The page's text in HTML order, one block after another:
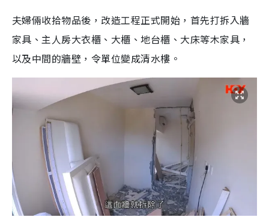
夫婦倆收拾物品後，改造工程正式開始，首先打拆入牆
家具、主人房大衣櫃、大櫃、地台櫃、大床等木家具，
以及中間的牆壁，令單位變成清水樓。